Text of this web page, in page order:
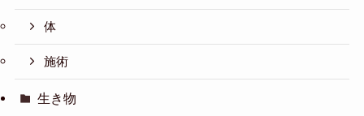
体
施術
生き物